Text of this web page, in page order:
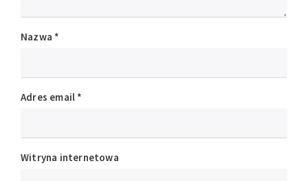
Nazwa *
Adres email *
Witryna internetowa